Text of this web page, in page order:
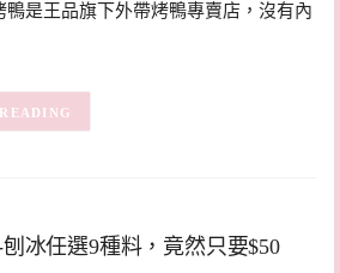
鴨是王品旗下外帶烤鴨專賣店，沒有內
冰任選9種料，竟然只要$50